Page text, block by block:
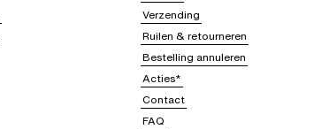
Verzending
Ruilen & retourneren
Bestelling annuleren
Acties*
Contact
FAQ